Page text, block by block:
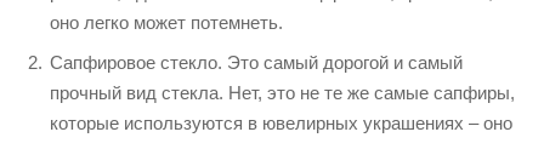
оно легко может потемнеть.
Сапфировое стекло. Это самый дорогой и самый
прочный вид стекла. Нет, это не те же самые сапфиры,
которые используются в ювелирных украшениях – оно